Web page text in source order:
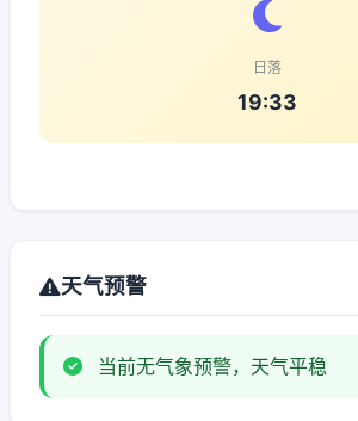
日落
19:33
天气预警
当前无气象预警，天气平稳